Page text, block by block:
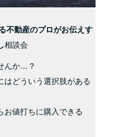
不動産のプロがお伝えす
相談会
んか…？
はどういう選択肢がある
お値打ちに購入できる